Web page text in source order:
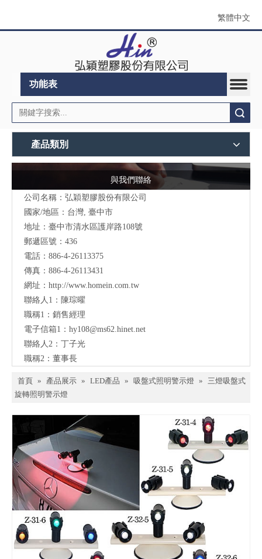
繁體中文
功能表
產品類別
與我們聯絡
公司名稱：弘穎塑膠股份有限公司
國家/地區：台灣, 臺中市
地址：臺中市清水區護岸路108號
郵遞區號：436
電話：886-4-26113375
傳真：886-4-26113431
網址： http://www.homein.com.tw
聯絡人1：陳琮曜
職稱1：銷售經理
電子信箱1： hy108@ms62.hinet.net
聯絡人2：丁子光
職稱2：董事長
首頁 » 產品展示 » LED產品 » 吸盤式照明警示燈 »
三燈吸盤式
旋轉照明警示燈